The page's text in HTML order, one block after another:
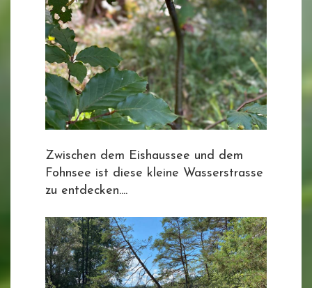
Zwischen dem Eishaussee und dem
Fohnsee ist diese kleine Wasserstrasse
zu entdecken....